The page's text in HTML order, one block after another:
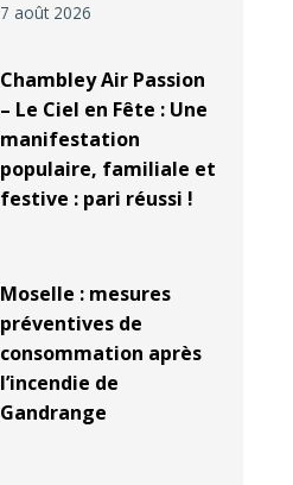
7 août 2026
Chambley Air Passion
– Le Ciel en Fête : Une
manifestation
populaire, familiale et
festive : pari réussi !
Moselle : mesures
préventives de
consommation après
l’incendie de
Gandrange